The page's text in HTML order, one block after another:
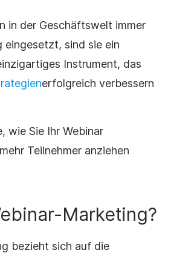
in der Geschäftswelt immer
eingesetzt, sind sie ein
Instrument, das
erfolgreich verbessern
wie Sie Ihr Webinar
Teilnehmer anziehen
Marketing?
bezieht sich auf die